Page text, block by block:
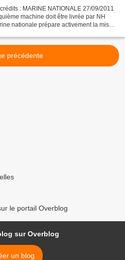
: MARINE NATIONALE 27/09/2011
machine doit être livrée par NH
nationale prépare activement la mise
précédente
le portail Overblog
sur Overblog
un blog